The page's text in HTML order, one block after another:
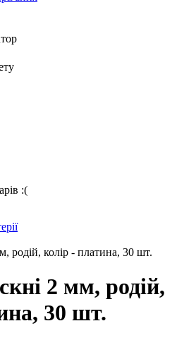
:(
родій, колір - платина, 30 шт.
2 мм, родій,
30 шт.